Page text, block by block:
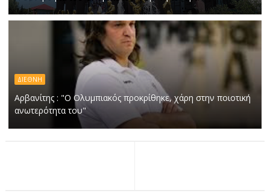
ΔΙΕΘΝΗ
Αρβανίτης : "Ο Ολυμπιακός προκρίθηκε, χάρη στην ποιοτική
ανωτερότητα του"